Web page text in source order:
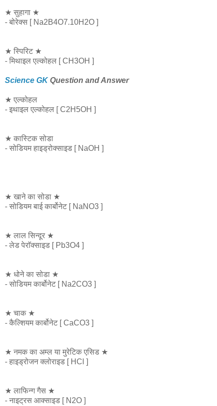
★ सुहागा ★
- बोरेक्स [ Na2B4O7.10H2O ]
★ स्पिरिट ★
- मिथाइल एल्कोहल [ CH3OH ]
Science GKQuestion and Answer
★ एल्कोहल
- इथाइल एल्कोहल [ C2H5OH ]
★ कास्टिक सोडा
- सोडियम हाइड्रोक्साइड [ NaOH ]
★ खाने का सोडा ★
- सोडियम बाई कार्बोनेट [ NaNO3 ]
★ लाल सिन्दूर ★
- लेड पेराॅक्साइड [ Pb3O4 ]
★ धोने का सोडा ★
- सोडियम कार्बोनेट [ Na2CO3 ]
★ चाक ★
- कैल्शियम कार्बोनेट [ CaCO3 ]
★ नमक का अम्ल या मुरेटिक एसिड ★
- हाइड्रोजन क्लोराइड [ HCl ]
★ लाफिन्ग गैस ★
- नाइट्रस आक्साइड [ N2O ]